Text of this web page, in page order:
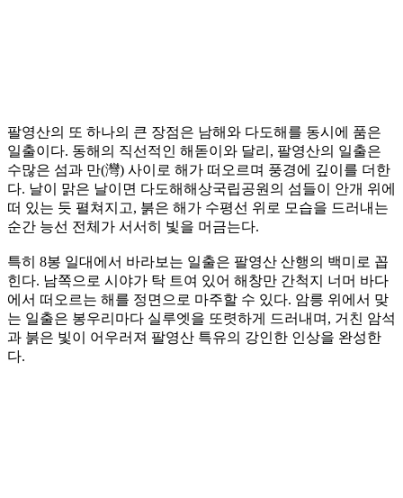
팔영산의 또 하나의 큰 장점은 남해와 다도해를 동시에 품은
일출이다. 동해의 직선적인 해돋이와 달리, 팔영산의 일출은
수많은 섬과 만(灣) 사이로 해가 떠오르며 풍경에 깊이를 더한
다. 날이 맑은 날이면 다도해해상국립공원의 섬들이 안개 위에
떠 있는 듯 펼쳐지고, 붉은 해가 수평선 위로 모습을 드러내는
순간 능선 전체가 서서히 빛을 머금는다.
특히 8봉 일대에서 바라보는 일출은 팔영산 산행의 백미로 꼽
힌다. 남쪽으로 시야가 탁 트여 있어 해창만 간척지 너머 바다
에서 떠오르는 해를 정면으로 마주할 수 있다. 암릉 위에서 맞
는 일출은 봉우리마다 실루엣을 또렷하게 드러내며, 거친 암석
과 붉은 빛이 어우러져 팔영산 특유의 강인한 인상을 완성한
다.